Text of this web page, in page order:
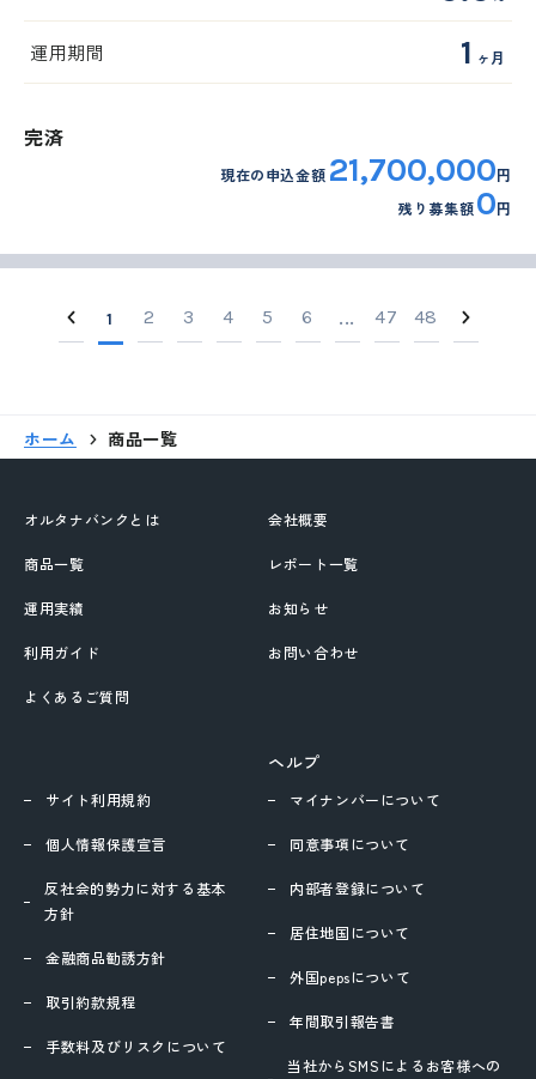
運用期間 1 ヶ月
完済
現在の申込金額 21,700,000円
残り募集額0円
1 2 3 4 5 6 ... 47 48
ホーム 商品一覧
オルタナバンクとは
商品一覧
運用実績
利用ガイド
よくあるご質問
会社概要
レポート一覧
お知らせ
お問い合わせ
ヘルプ
マイナンバーについて
同意事項について
内部者登録について
居住地国について
外国pepsについて
年間取引報告書
当社からSMSによるお客様への
サイト利用規約
個人情報保護宣言
反社会的勢力に対する基本
方針
金融商品勧誘方針
取引約款規程
手数料及びリスクについて